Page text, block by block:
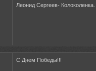
Леонид Сергеев- Колоколенка.
С Днем Победы!!!